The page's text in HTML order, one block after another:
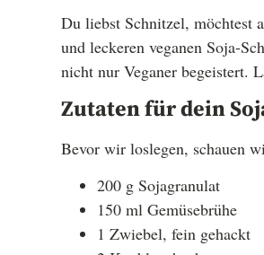
Du liebst Schnitzel, möchtest
und leckeren veganen Soja-
nicht nur Veganer begeistert.
Zutaten für dein
Bevor wir loslegen, schauen
200 g Sojagranulat
150 ml Gemüsebrühe
1 Zwiebel, fein gehackt